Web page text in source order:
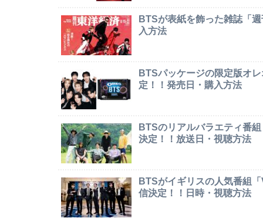
BTSが表紙を飾った雑誌「
入方法
BTSパッケージの限定版オ
定！！発売日・購入方法
BTSのリアルバラエティ番
決定！！放送日・視聴方法
BTSがイギリスの人気番組
信決定！！日時・視聴方法